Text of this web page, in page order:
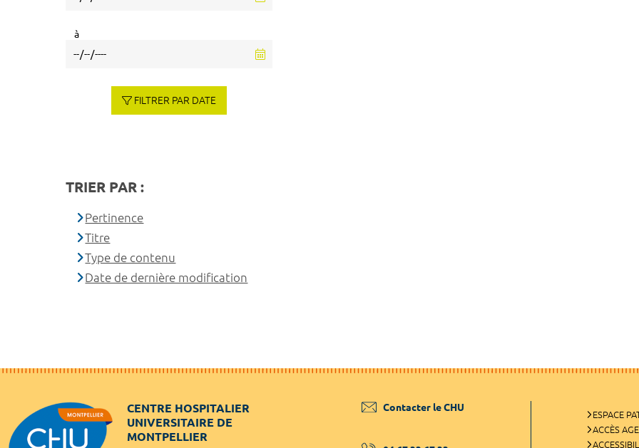
à
FILTRER PAR DATE
TRIER PAR :
Pertinence
Titre
Type de contenu
Date de dernière modification
CENTRE HOSPITALIER
UNIVERSITAIRE DE
MONTPELLIER
Contacter le CHU
ESPACE
ACCÈS